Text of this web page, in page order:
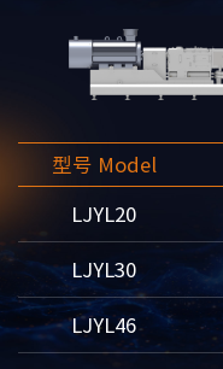
型号 Model
LJYL20
LJYL30
LJYL46